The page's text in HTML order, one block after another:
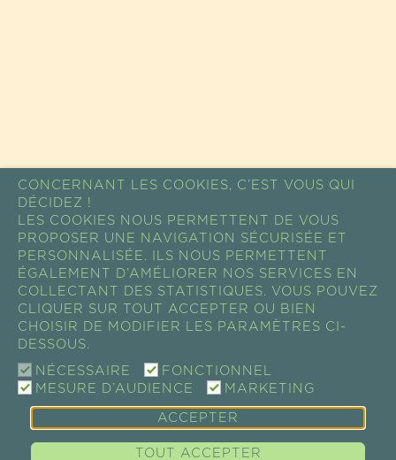
CONCERNANT LES COOKIES, C’EST VOUS QUI
DÉCIDEZ !
LES COOKIES NOUS PERMETTENT DE VOUS
PROPOSER UNE NAVIGATION SÉCURISÉE ET
PERSONNALISÉE. ILS NOUS PERMETTENT
ÉGALEMENT D’AMÉLIORER NOS SERVICES EN
COLLECTANT DES STATISTIQUES. VOUS POUVEZ
CLIQUER SUR TOUT ACCEPTER OU BIEN
CHOISIR DE MODIFIER LES PARAMÈTRES CI-
DESSOUS.
NÉCESSAIRE
FONCTIONNEL
MESURE D’AUDIENCE
MARKETING
ACCEPTER
TOUT ACCEPTER